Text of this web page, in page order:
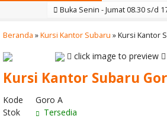
Indachi
Buka Senin - Jumat 08.30 s/d
Beranda »Kursi Kantor Subaru »Kursi Kantor
click image to preview
Kursi Kantor Subaru
Kode
Goro A
Stok
Tersedia